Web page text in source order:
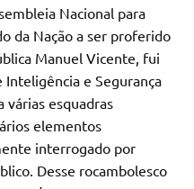
Nacional para
da Nação a ser proferido
Manuel Vicente, fui
Inteligência e Segurança
várias esquadras
elementos
interrogado por
Desse rocambolesco